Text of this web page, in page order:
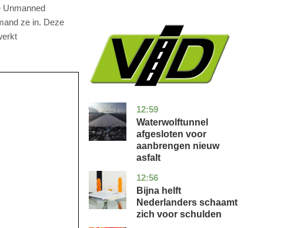
Unmanned
ze in. Deze
12:59
noord-
holland
nieuws
Waterwolftunnel
afgesloten voor
aanbrengen nieuw
asfalt
12:56
noord-
holland
economie
Bijna helft
Nederlanders schaamt
zich voor schulden